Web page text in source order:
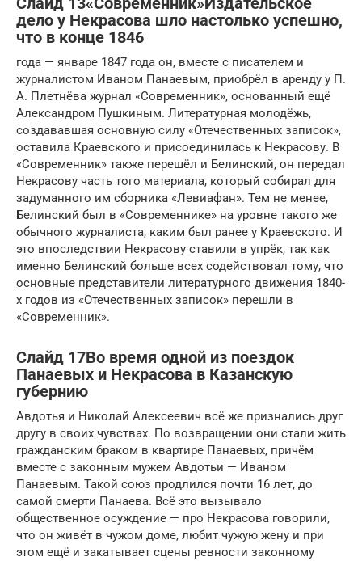
Слайд 13«Современник»Издательское
дело у Некрасова шло настолько успешно,
что в конце 1846
года — январе 1847 года он, вместе с писателем и
журналистом Иваном Панаевым, приобрёл в аренду у П.
А. Плетнёва журнал «Современник», основанный ещё
Александром Пушкиным. Литературная молодёжь,
создававшая основную силу «Отечественных записок»,
оставила Краевского и присоединилась к Некрасову. В
«Современник» также перешёл и Белинский, он передал
Некрасову часть того материала, который собирал для
задуманного им сборника «Левиафан». Тем не менее,
Белинский был в «Современнике» на уровне такого же
обычного журналиста, каким был ранее у Краевского. И
это впоследствии Некрасову ставили в упрёк, так как
именно Белинский больше всех содействовал тому, что
основные представители литературного движения 1840-
х годов из «Отечественных записок» перешли в
«Современник».
Слайд 17Во время одной из поездок
Панаевых и Некрасова в Казанскую
губернию
Авдотья и Николай Алексеевич всё же признались друг
другу в своих чувствах. По возвращении они стали жить
гражданским браком в квартире Панаевых, причём
вместе с законным мужем Авдотьи — Иваном
Панаевым. Такой союз продлился почти 16 лет, до
самой смерти Панаева. Всё это вызывало
общественное осуждение — про Некрасова говорили,
что он живёт в чужом доме, любит чужую жену и при
этом ещё и закатывает сцены ревности законному